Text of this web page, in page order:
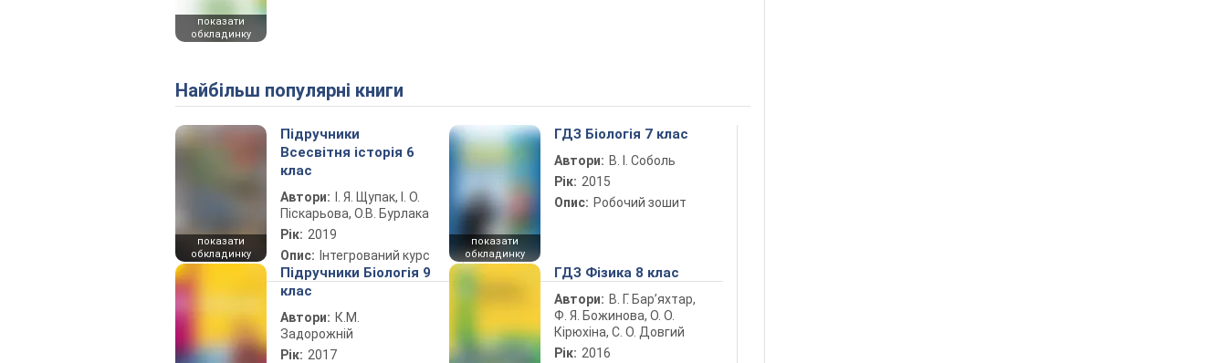
показати
обкладинку
Найбільш популярні книги
показати
обкладинку
Підручники
Всесвітня історія 6
клас
Автори:
І. Я. Щупак, І. О.
Піскарьова, О.В. Бурлака
Рік: 2019
Опис: Інтегрований курс
показати
обкладинку
ГДЗ Біологія 7 клас
Автори: В. І. Соболь
Рік: 2015
Опис: Робочий зошит
Підручники Біологія 9
клас
Автори: К.М.
Задорожній
Рік: 2017
ГДЗ Фізика 8 клас
Автори: В. Г. Бар’яхтар,
Ф. Я. Божинова, О. О.
Кірюхіна, С. О. Довгий
Рік: 2016